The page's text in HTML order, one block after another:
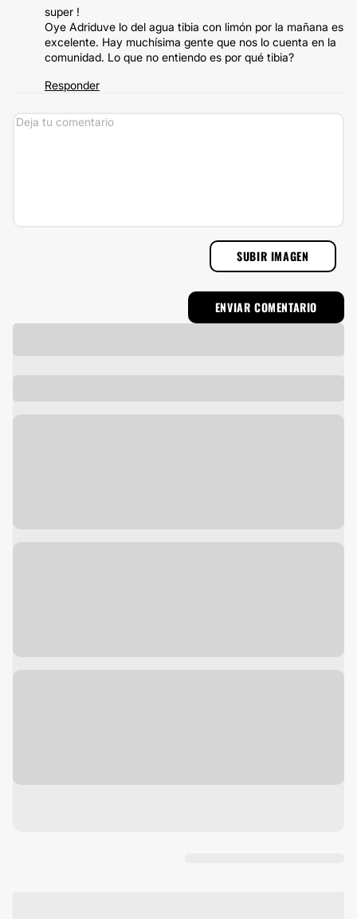
super !
Oye Adriduve lo del agua tibia con limón por la mañana es
excelente. Hay muchísima gente que nos lo cuenta en la
comunidad. Lo que no entiendo es por qué tibia?
Responder
SUBIR IMAGEN